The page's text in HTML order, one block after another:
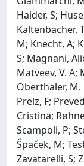
Haider, S;
Kaltenbacher,
M; Knecht, A;
S; Magnani,
Matveev, V. A;
Oberthaler, M.
Prelz, F;
Cristina;
Scampoli, P;
Špaček, M;
Zavatarelli, S;